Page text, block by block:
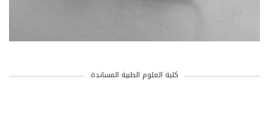
كلية العلوم الطبية المساندة